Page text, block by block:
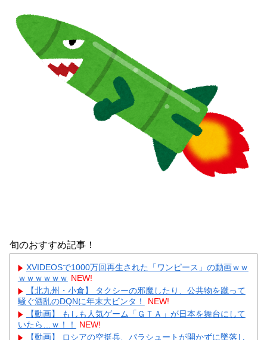
旬のおすすめ記事！
XVIDEOSで1000万回再生された「ワンピース」の動画ｗｗ
ｗｗｗｗｗｗ NEW!
【北九州・小倉】 タクシーの邪魔したり、公共物を蹴って
騒ぐ酒乱のDQNに年末大ビンタ！
NEW!
【動画】 もしも人気ゲーム「ＧＴＡ」が日本を舞台にして
いたら…ｗ！！
NEW!
【動画】 ロシアの空挺兵、パラシュートが開かずに墜落し